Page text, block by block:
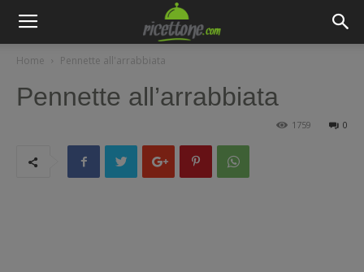
Home Pennette all'arrabbiata
Pennette all’arrabbiata
0
1759